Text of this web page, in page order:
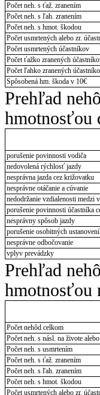
Počet neh. s ťaž. zranením
Počet neh. s ľah. zranením
Počet neh. s hmot. škodou
Počet usmrtených alebo zr.
Počet usmrtených účastníkov
Počet ťažko zranených
Počet ľahko zranených
Spôsobená hm. škoda v 10€
Prehľad
hmotnosťou
porušenie povinnosti vodiča
nedovolená rýchlosť jazdy
nesprávna jazda cez križovatku
nesprávne otáčanie a cúvanie
nedodržanie vzdialenosti medzi
porušenie povinnosti účastníka
nesprávny spôsob jazdy
porušenie osobitných
nesprávne odbočovanie
vplyv prevádzky
Prehľad
hmotnosťou
Počet nehôd celkom
Počet neh. s násl. na živote
Počet neh. s usmrtením
Počet neh. s ťaž. zranením
Počet neh. s ľah. zranením
Počet neh. s hmot. škodou
Počet usmrtených alebo zr.